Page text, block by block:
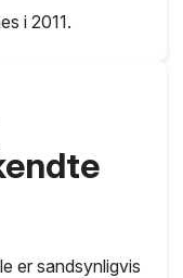
i 2011.
er sandsynligvis